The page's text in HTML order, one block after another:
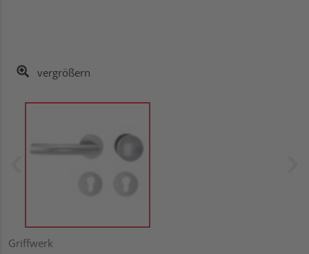
vergrößern
Griffwerk